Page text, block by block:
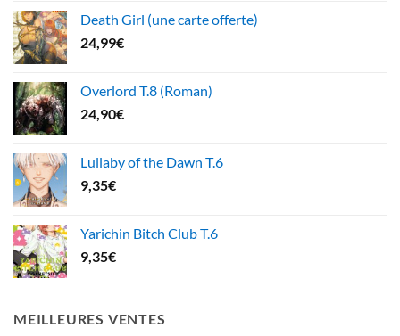
Death Girl (une carte offerte)
24,99€
Overlord T.8 (Roman)
24,90€
Lullaby of the Dawn T.6
9,35€
Yarichin Bitch Club T.6
9,35€
MEILLEURES VENTES